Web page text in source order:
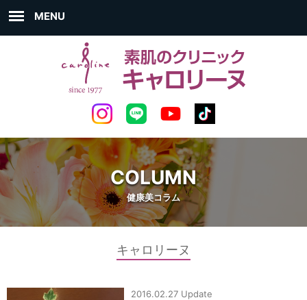
MENU
COLUMN
健康美コラム
キャロリーヌ
2016.02.27 Update